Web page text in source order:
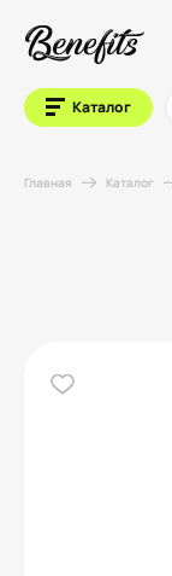
Каталог
Главная Каталог